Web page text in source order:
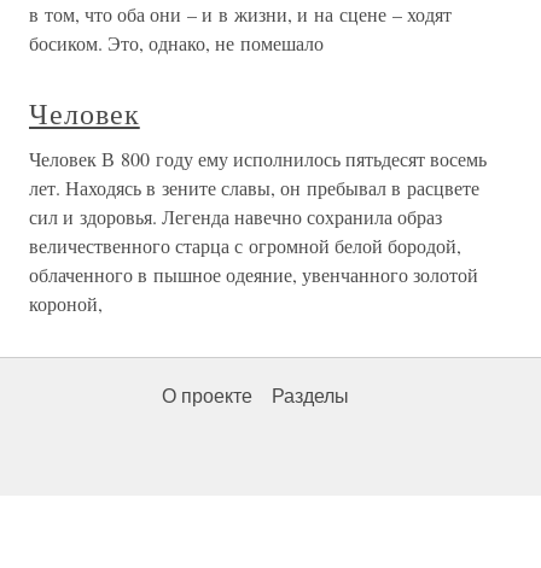
в том, что оба они – и в жизни, и на сцене – ходят
босиком. Это, однако, не помешало
Человек
Человек В 800 году ему исполнилось пятьдесят восемь
лет. Находясь в зените славы, он пребывал в расцвете
сил и здоровья. Легенда навечно сохранила образ
величественного старца с огромной белой бородой,
облаченного в пышное одеяние, увенчанного золотой
короной,
О проекте Разделы